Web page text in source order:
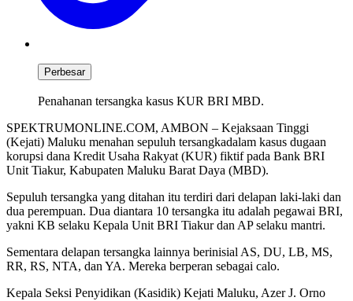
Perbesar
Penahanan tersangka kasus KUR BRI MBD.
SPEKTRUMONLINE.COM, AMBON – Kejaksaan Tinggi
(Kejati) Maluku menahan sepuluh tersangkadalam kasus dugaan
korupsi dana Kredit Usaha Rakyat (KUR) fiktif pada Bank BRI
Unit Tiakur, Kabupaten Maluku Barat Daya (MBD).
Sepuluh tersangka yang ditahan itu terdiri dari delapan laki-laki dan
dua perempuan. Dua diantara 10 tersangka itu adalah pegawai BRI,
yakni KB selaku Kepala Unit BRI Tiakur dan AP selaku mantri.
Sementara delapan tersangka lainnya berinisial AS, DU, LB, MS,
RR, RS, NTA, dan YA. Mereka berperan sebagai calo.
Kepala Seksi Penyidikan (Kasidik) Kejati Maluku, Azer J. Orno